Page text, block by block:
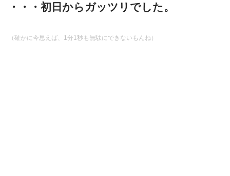
・・・初日からガッツリでした。
（確かに今思えば、1分1秒も無駄にできないもんね）